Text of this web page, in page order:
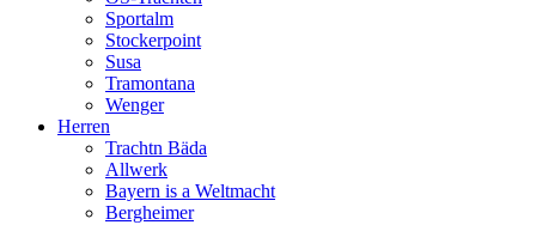
Sportalm
Stockerpoint
Susa
Tramontana
Wenger
Herren
Trachtn Bäda
Allwerk
Bayern is a Weltmacht
Bergheimer